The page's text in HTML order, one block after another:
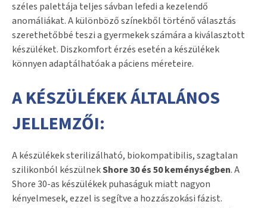
széles palettája teljes sávban lefedi a kezelendő
anomáliákat. A különböző színekből történő választás
szerethetőbbé teszi a gyermekek számára a kiválasztott
készüléket. Diszkomfort érzés esetén a készülékek
könnyen adaptálhatóak a páciens méreteire.
A KÉSZÜLÉKEK ÁLTALÁNOS
JELLEMZŐI:
A készülékek sterilizálható, biokompatibilis, szagtalan
szilikonból készülnekShore 30 és 50 keménységben. A
Shore 30-as készülékek puhaságuk miatt nagyon
kényelmesek, ezzel is segítve a hozzászokási fázist.